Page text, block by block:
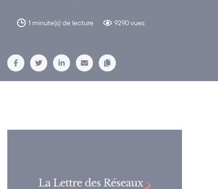
1 minute(s) de lecture 9290 vues